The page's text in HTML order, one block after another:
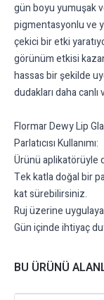
gün boyu yumuşak
pigmentasyonlu ve
çekici bir etki
görünüm etkisi
hassas bir şekilde
dudakları daha
Flormar Dewy Lip
Parlatıcısı Kullanımı:
Ürünü aplikatörüyle
Tek katla doğal bir
kat sürebilirsiniz.
Ruj üzerine
Gün içinde ihtiyaç
BU ÜRÜNÜ